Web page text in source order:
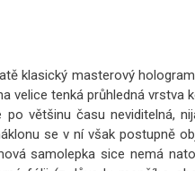
klasický masterový
velice tenká průhledná vrstva
většinu času neviditelná,
se v ní však postupně
samolepka sice nemá